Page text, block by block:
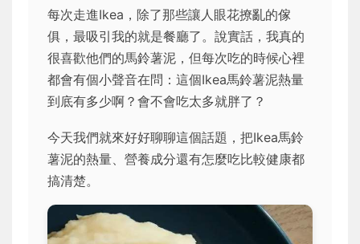
每次走進Ikea，除了那些讓人眼花撩亂的傢
俱，最吸引我的就是餐廳了。說實話，我真的
很喜歡他們的馬鈴薯泥，但每次吃的時候心裡
都會有個小聲音在問：這個Ikea馬鈴薯泥熱量
到底有多少啊？會不會吃太多就胖了？
今天我們就來好好聊聊這個話題，把Ikea馬鈴
薯泥的熱量、營養成分還有怎麼吃比較健康都
搞清楚。